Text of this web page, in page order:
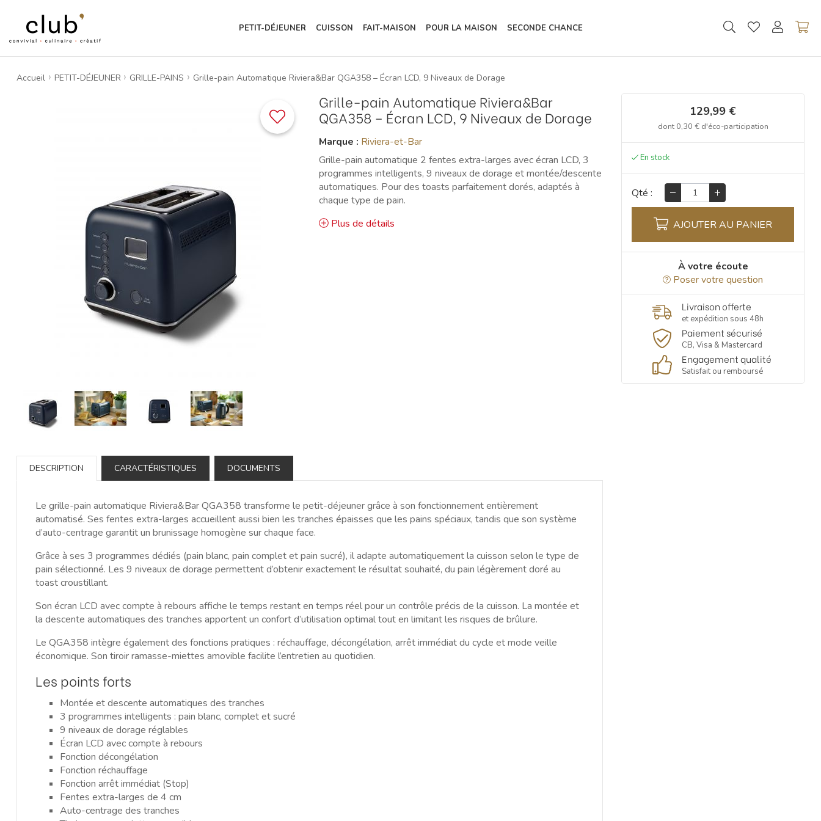
PETIT-DÉJEUNER CUISSON FAIT-MAISON POUR LA MAISON SECONDE CHANCE
Accueil PETIT-DÉJEUNER GRILLE-PAINS Grille-pain Automatique Riviera&Bar QGA358 – Écran LCD, 9 Niveaux de Dorage
Grille-pain Automatique Riviera&Bar
QGA358 – Écran LCD, 9 Niveaux de Dorage
Marque : Riviera-et-Bar
Grille-pain automatique 2 fentes extra-larges avec écran LCD, 3
programmes intelligents, 9 niveaux de dorage et montée/descente
automatiques. Pour des toasts parfaitement dorés, adaptés à
chaque type de pain.
Plus de détails
DESCRIPTION CARACTÉRISTIQUES DOCUMENTS
Le grille-pain automatique Riviera&Bar QGA358 transforme le petit-déjeuner grâce à son fonctionnement entièrement
automatisé. Ses fentes extra-larges accueillent aussi bien les tranches épaisses que les pains spéciaux, tandis que son système
d’auto-centrage garantit un brunissage homogène sur chaque face.
Grâce à ses 3 programmes dédiés (pain blanc, pain complet et pain sucré), il adapte automatiquement la cuisson selon le type de
pain sélectionné. Les 9 niveaux de dorage permettent d’obtenir exactement le résultat souhaité, du pain légèrement doré au
toast croustillant.
Son écran LCD avec compte à rebours affiche le temps restant en temps réel pour un contrôle précis de la cuisson. La montée et
la descente automatiques des tranches apportent un confort d’utilisation optimal tout en limitant les risques de brûlure.
Le QGA358 intègre également des fonctions pratiques : réchauffage, décongélation, arrêt immédiat du cycle et mode veille
économique. Son tiroir ramasse-miettes amovible facilite l’entretien au quotidien.
Les points forts
Montée et descente automatiques des tranches
3 programmes intelligents : pain blanc, complet et sucré
9 niveaux de dorage réglables
Écran LCD avec compte à rebours
Fonction décongélation
Fonction réchauffage
Fonction arrêt immédiat (Stop)
Fentes extra-larges de 4 cm
Auto-centrage des tranches
129,99 €
dont 0,30 €d'éco-participation
Qté :
AJOUTER AU PANIER
À votre écoute
Poser votre question
Livraison offerte
et expédition sous 48h
Paiement sécurisé
CB, Visa & Mastercard
Engagement qualité
Satisfait ou remboursé